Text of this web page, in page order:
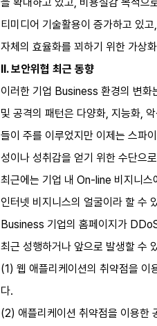
티미디어 기술활용이 증가하고 있
자체의 효율화를 꾀하기 위한 가
II. 보안위협 최근 동향
이러한 기업 Business 환경의 변화
및 공격의 패턴은 다양화, 지능화,
들이 주를 이루었지만 이제는 스파
성이나 성취감을 얻기 위한 수단으
최근에는 기업 내 On-line 비지니스
인터넷 비지니스의 얼굴이라 할 수
Business 기업의 홈페이지가
최근 성행하거나 앞으로 발생할 수
(1) 웹 애플리케이션의 취약점을
다.
(2) 애플리케이션 취약점을 이용한